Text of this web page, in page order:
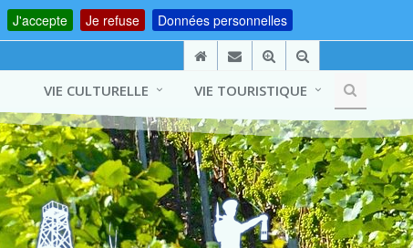
J'accepte Je refuse
Données personnelles
VIE CULTURELLE VIE TOURISTIQUE